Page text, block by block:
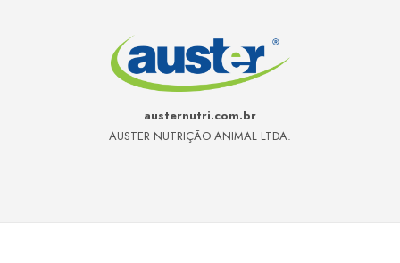
austernutri.com.br
AUSTER NUTRIÇÃO ANIMAL LTDA.